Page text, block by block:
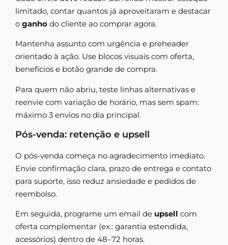
limitado, contar quantos já aproveitaram e destacar
o ganho do cliente ao comprar agora.
Mantenha assunto com urgência e preheader
orientado à ação. Use blocos visuais com oferta,
benefícios e botão grande de compra.
Para quem não abriu, teste linhas alternativas e
reenvie com variação de horário, mas sem spam:
máximo 3 envios no dia principal.
Pós-venda: retenção e upsell
O pós-venda começa no agradecimento imediato.
Envie confirmação clara, prazo de entrega e contato
para suporte, isso reduz ansiedade e pedidos de
reembolso.
Em seguida, programe um email de upsell com
oferta complementar (ex.: garantia estendida,
acessórios) dentro de 48–72 horas.